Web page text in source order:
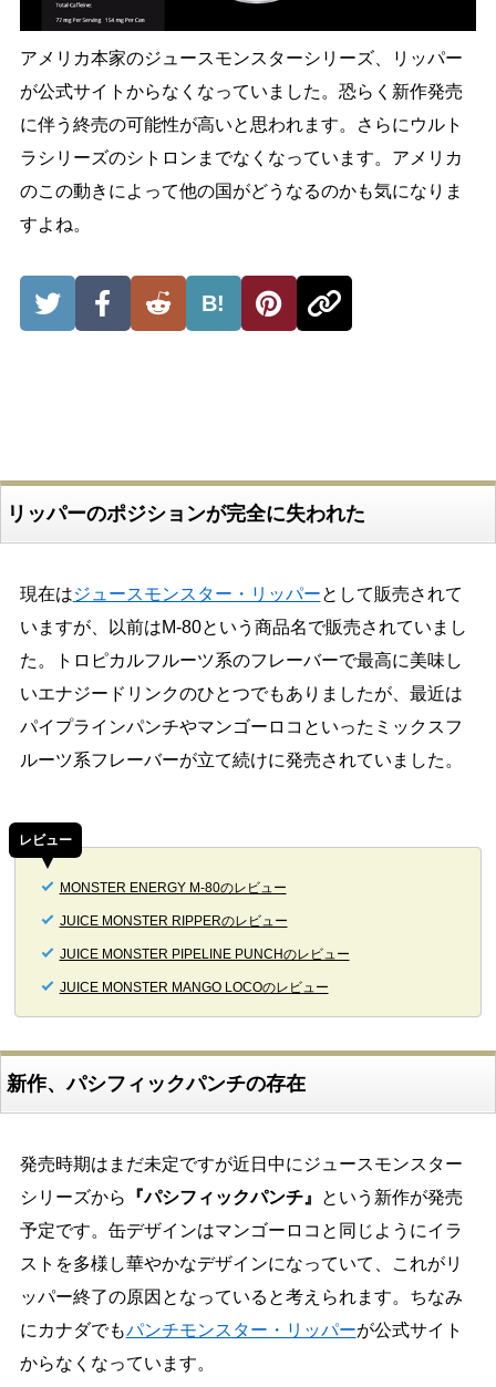
アメリカ本家のジュースモンスターシリーズ、リッパー
が公式サイトからなくなっていました。恐らく新作発売
に伴う終売の可能性が高いと思われます。さらにウルト
ラシリーズのシトロンまでなくなっています。アメリカ
のこの動きによって他の国がどうなるのかも気になりま
すよね。
B!
リッパーのポジションが完全に失われた
現在はジュースモンスター・リッパーとして販売されて
いますが、以前はM-80という商品名で販売されていまし
た。トロピカルフルーツ系のフレーバーで最高に美味し
いエナジードリンクのひとつでもありましたが、最近は
パイプラインパンチやマンゴーロコといったミックスフ
ルーツ系フレーバーが立て続けに発売されていました。
レビュー
MONSTER ENERGY M-80のレビュー
JUICE MONSTER RIPPERのレビュー
JUICE MONSTER PIPELINE PUNCHのレビュー
JUICE MONSTER MANGO LOCOのレビュー
新作、パシフィックパンチの存在
発売時期はまだ未定ですが近日中にジュースモンスター
シリーズから 『パシフィックパンチ』
という新作が発売
予定です。缶デザインはマンゴーロコと同じようにイラ
ストを多様し華やかなデザインになっていて、これがリ
ッパー終了の原因となっていると考えられます。ちなみ
にカナダでもパンチモンスター・リッパーが公式サイト
からなくなっています。